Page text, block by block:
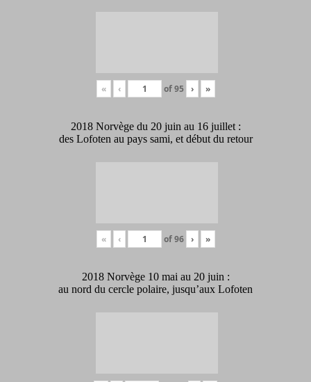
« ‹ of95 › »
2018 Norvège du 20 juin au 16 juillet :
des Lofoten au pays sami, et début du retour
« ‹ of96 › »
2018 Norvège 10 mai au 20 juin :
au nord du cercle polaire, jusqu’aux Lofoten